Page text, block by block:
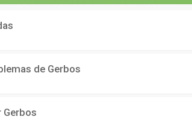
de Gerbos
Gerbos